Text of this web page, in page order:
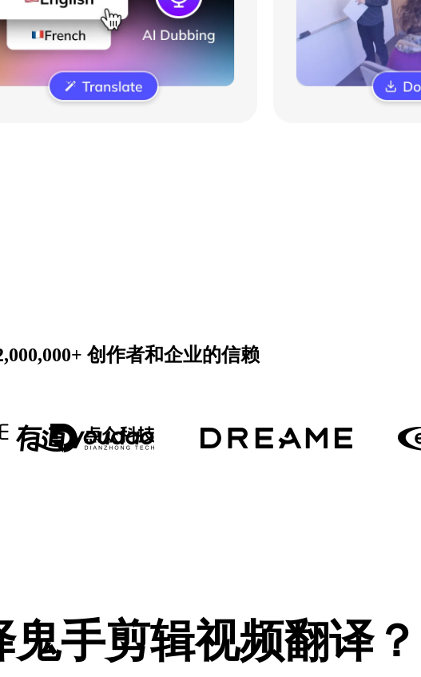
创作者和企业的信赖
鬼手剪辑视频翻译？